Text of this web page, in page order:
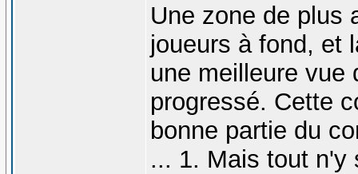
Une zone de plus
joueurs à fond, et
une meilleure vue
progressé. Cette
bonne partie du
... 1. Mais tout